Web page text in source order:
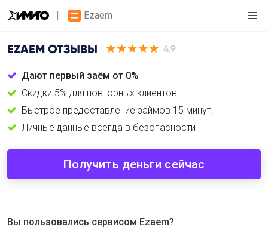
Ezaem
EZAEM ОТЗЫВЫ 4,9
Дают первый заём от 0%
Скидки 5% для повторных клиентов
Быстрое предоставление займов 15 минут!
Личные данные всегда в безопасности
Получить деньги сейчас
Вы пользовались сервисом Ezaem?